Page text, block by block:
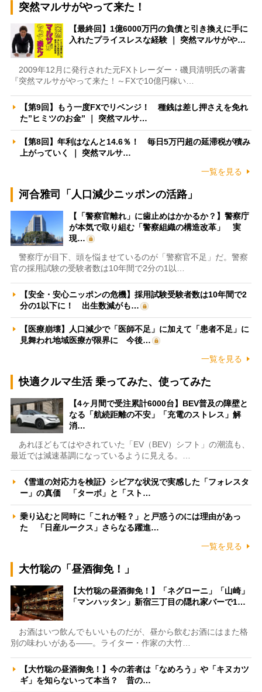
突然マルサがやって来た！
【最終回】1億6000万円の負債と引き換えに手に
入れたプライスレスな経験 ｜ 突然マルサがや…
2009年12月に発行された元FXトレーダー・磯貝清明氏の著書
『突然マルサがやって来た！～FXで10億円稼い…
【第9回】もう一度FXでリベンジ！ 種銭は差し押さえを免れ
た”ヒミツのお金” ｜ 突然マルサ…
【第8回】年利はなんと14.6％！ 毎日5万円超の延滞税が積み
上がっていく ｜ 突然マルサ…
一覧を見る
河合雅司「人口減少ニッポンの活路」
【「警察官離れ」に歯止めはかかるか？】警察庁
が本気で取り組む「警察組織の構造改革」 実
現…
警察庁が目下、頭を悩ませているのが「警察官不足」だ。警察
官の採用試験の受験者数は10年間で2分の1以…
【安全・安心ニッポンの危機】採用試験受験者数は10年間で2
分の1以下に！ 出生数減がも…
【医療崩壊】人口減少で「医師不足」に加えて「患者不足」に
見舞われ地域医療が限界に 今後…
一覧を見る
快適クルマ生活 乗ってみた、使ってみた
【4ヶ月間で受注累計6000台】BEV普及の障壁と
なる「航続距離の不安」「充電のストレス」解
消…
あれほどもてはやされていた「EV（BEV）シフト」の潮流も、
最近では減速基調になっているように見える。…
《雪道の対応力を検証》シビアな状況で実感した「フォレスタ
ー」の真価 「ターボ」と「スト…
乗り込むと同時に「これが軽？」と戸惑うのには理由があっ
た 「日産ルークス」さらなる躍進…
一覧を見る
大竹聡の「昼酒御免！」
【大竹聡の昼酒御免！】「ネグローニ」「山崎」
「マンハッタン」新宿三丁目の隠れ家バーで1…
お酒はいつ飲んでもいいものだが、昼から飲むお酒にはまた格
別の味わいがある――。ライター・作家の大竹…
【大竹聡の昼酒御免！】今の若者は「なめろう」や「キヌカツ
ギ」を知らないって本当？ 昔の…